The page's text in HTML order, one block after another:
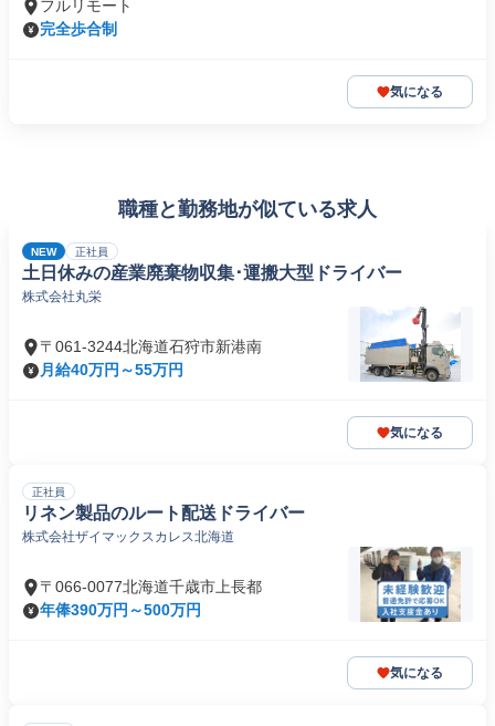
フルリモート
完全歩合制
気になる
職種と勤務地が似ている求人
NEW 正社員
土日休みの産業廃棄物収集･運搬大型ドライバー
株式会社丸栄
〒061-3244北海道石狩市新港南
月給40万円～55万円
気になる
正社員
リネン製品のルート配送ドライバー
株式会社ザイマックスカレス北海道
〒066-0077北海道千歳市上長都
年俸390万円～500万円
気になる